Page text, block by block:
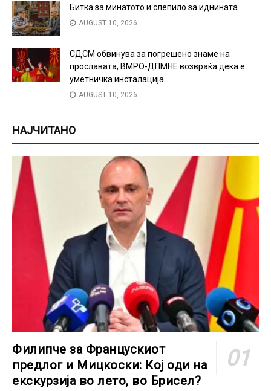
Битка за минатото и слепило за иднината
AUGUST 10, 2026
СДСМ обвинува за погрешено знаме на
прославата, ВМРО-ДПМНЕ возвраќа дека е
уметничка инсталација
AUGUST 10, 2026
НАЈЧИТАНО
Филипче за Францускиот
предлог и Мицкоски: Кој оди на
екскурзија во лето, во Брисел?